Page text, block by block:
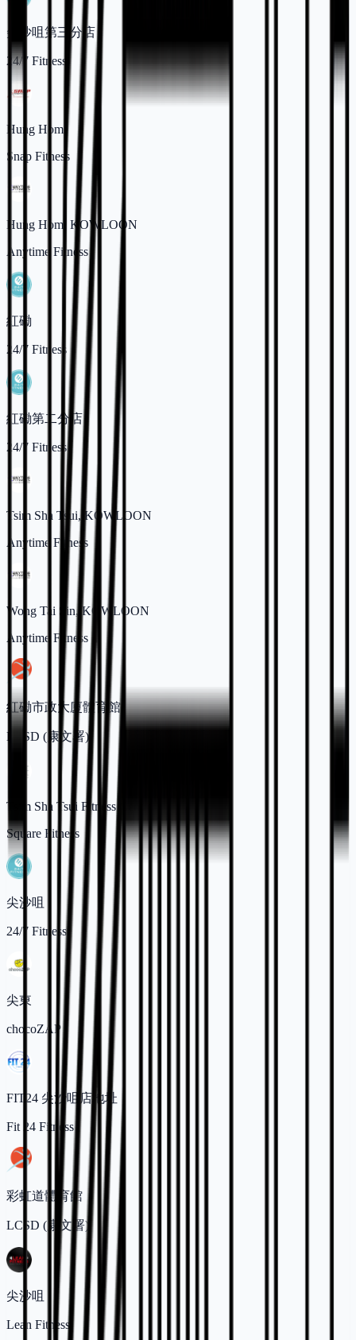
尖沙咀第三分店
24/7 Fitness
Hung Hom
Snap Fitness
Hung Hom, KOWLOON
Anytime Fitness
紅磡
24/7 Fitness
紅磡第二分店
24/7 Fitness
Tsim Sha Tsui, KOWLOON
Anytime Fitness
Wong Tai Sin, KOWLOON
Anytime Fitness
紅磡市政大廈體育館
LCSD (康文署)
Tsim Sha Tsui Fitness Centre
Square Fitness
尖沙咀
24/7 Fitness
尖東
chocoZAP
FIT24 尖沙咀店地址
Fit 24 Fitness
彩虹道體育館
LCSD (康文署)
尖沙咀
Lean Fitness